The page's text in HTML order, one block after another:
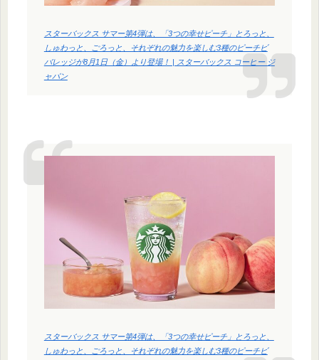
スターバックス サマー第4弾は、「3つの幸せピーチ」とろっと、
しゅわっと、ごろっと、それぞれの魅力を楽しむ3種のピーチビ
バレッジが8月1日（金）より登場！ | スターバックス コーヒー ジ
ャパン
スターバックス サマー第4弾は、「3つの幸せピーチ」とろっと、
しゅわっと、ごろっと、それぞれの魅力を楽しむ3種のピーチビ